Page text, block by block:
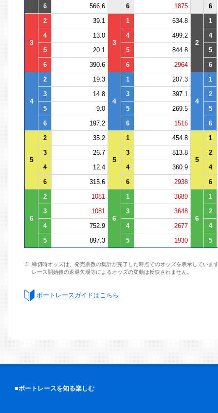
6
566.6 6 1875 6
3
2 39.1
3
1 634.8
2
1
4
13.0 4 499.2
4
5
20.1 5 844.8
5
6
390.6 6 2964 6
4
2 19.3
4
1 207.3
4
1
3
14.8 3 397.1
2
5
9.0 5 269.5
5
6
197.2 6 1516 6
5
2 35.2
5
1 454.8
5
1
3
26.7 3 813.8
2
4
12.4 4 360.9
4
6
315.6 6 2938 6
6
2 1081
6
1 3689
6
1
3
1081 3 3648
2
4
752.9 4 2677
4
5
897.3 5 1930 5
締切時オッズは、発売票数の集計が完了した時点でのオッズを表示していま
レース開始後の返還欠場等によるオッズの変動は反映されません。
ボートレースガイドはこちら
■ボートレースを知る楽しむ